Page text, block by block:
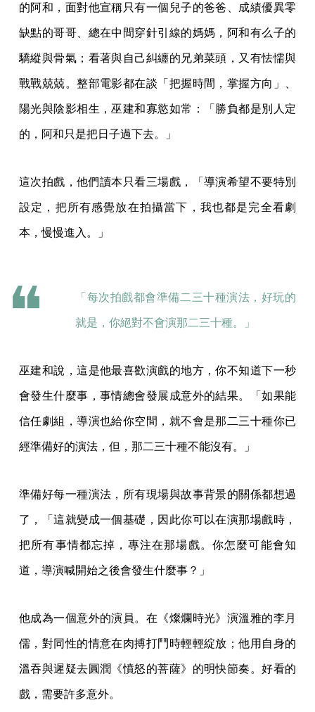
的阿和，面對他宣稱只有一個兒子的爸爸、成績優異零
缺點的哥哥、總在中間穿針引線的媽媽，阿和有么子的
驕縱與骨氣；看著與自己糾纏的兄弟菜頭，又有怯懦與
戰戰兢兢。整部電影都在談「把握時間，掌握方向」、
陽光與陰影相生，巫建和寡慾如常：「勝負都是別人定
的，阿和只是把日子過下去。」
這次拍戲，他們讀本只看三場戲，「導演希望不要特別
設定，把所有感覺放在拍攝當下，我也都是完全看劇
本，慢慢進入。」
「每次拍戲都會準備二三十種演法，好玩的
就是，你絕對不會演那二三十種。」
巫建和說，這是他最喜歡演戲的地方，你不知道下一秒
會發生什麼事，事情總會發展成意外的結果。「如果能
信任劇組，導演也給你空間，就不會是那二三十種你已
經準備好的演法，但，那二三十種不能沒有。」
準備好每一種演法，所有現場與故事背景的關係都想過
了，「這就變成一個基礎，因此你可以在演那場戲時，
把所有事情都忘掉，專注在那場戲。你怎麼可能會知
道，導演喊開始之後會發生什麼事？」
他成為一個意外的演員。在《燦爛時光》演溫雅的李月
儒，對同性的情意在肉搏打鬥時輕輕綻放；他用自身的
溫吞與遲疑去圓潤《憤怒的菩薩》的明快節奏。好看的
戲，需要許多意外。